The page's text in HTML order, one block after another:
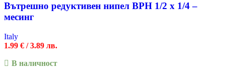
Вътрешно редуктивен нипел ВРН 1/2 х 1/4 –
месинг
Italy
1.99 € / 3.89 лв.
В наличност